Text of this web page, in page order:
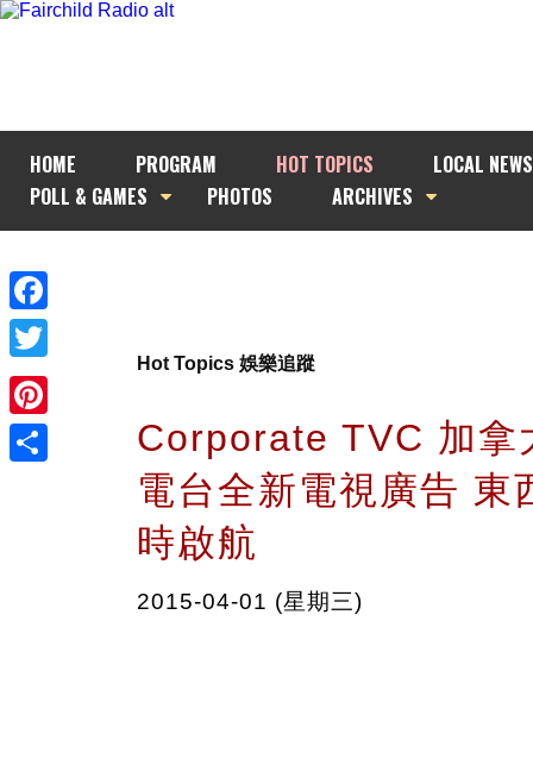
HOME PROGRAM HOT TOPICS
LOCAL NEWS
POLL & GAMES
PHOTOS ARCHIVES
Facebook
Twitter
Pinterest
Hot Topics 娛樂追蹤
Corporate TVC 加拿
電台全新電視廣告 東
時啟航
2015-04-01 (星期三)